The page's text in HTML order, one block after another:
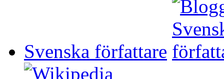
Svenska författare